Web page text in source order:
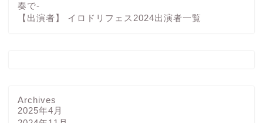
奏で-
【出演者】 イロドリフェス2024出演者一覧
Archives
2025年4月